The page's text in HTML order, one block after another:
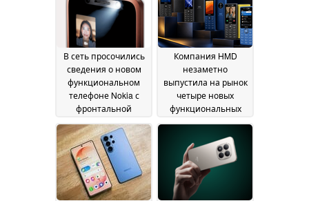
В сеть просочились
сведения о новом
функциональном
телефоне Nokia с
фронтальной
светодиодной
вспышкой29 July 2026
Компания HMD
незаметно
выпустила на рынок
четыре новых
функциональных
кнопками для
вызова ИИ-
помощника 04 July 2026